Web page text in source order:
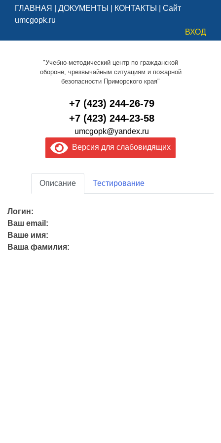
ГЛАВНАЯ ДОКУМЕНТЫ КОНТАКТЫ
Сайт
umcgopk.ru
ВХОД
"Учебно-методический центр по гражданской
обороне, чрезвычайным ситуациям и пожарной
безопасности Приморского края"
+7 (423) 244-26-79
+7 (423) 244-23-58
umcgopk@yandex.ru
Версия для слабовидящих
Описание Тестирование
Логин:
Ваш email:
Ваше имя:
Ваша фамилия: